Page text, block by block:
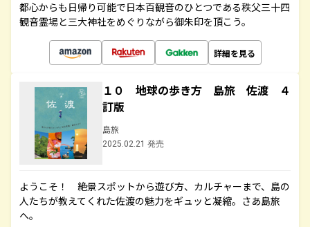
都心からも日帰り可能で日本百観音のひとつである秩父三十四
観音霊場と三大神社をめぐりながら御朱印を頂こう。
詳細を見る
１０ 地球の歩き方 島旅 佐渡 ４
訂版
島旅
2025.02.21 発売
ようこそ！ 絶景スポットから遊び方、カルチャーまで、島の
人たちが教えてくれた佐渡の魅力をギュッと凝縮。さあ島旅
へ。